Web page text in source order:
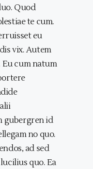
Quod
te cum.
eu
vix. Autem
Eu cum natum
gubergren id
no quo.
ad sed
quo. Ea